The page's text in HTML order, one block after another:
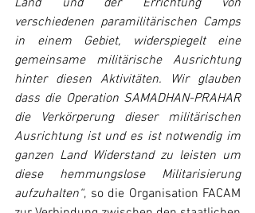
Land und der Errichtung von
verschiedenen paramilitärischen Camps
in einem Gebiet, widerspiegelt eine
gemeinsame militärische Ausrichtung
hinter diesen Aktivitäten. Wir glauben
dass die Operation SAMADHAN-PRAHAR
die Verkörperung dieser militärischen
Ausrichtung ist und es ist notwendig im
ganzen Land Widerstand zu leisten um
diese hemmungslose Militarisierung
aufzuhalten“, so die Organisation FACAM